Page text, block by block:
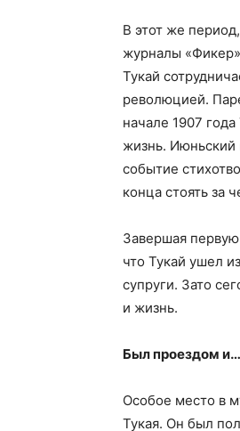
В этот же
журналы
Тукай
революцией.
начале 1907
жизнь. Июньский
событие
конца стоять за
Завершая
что Тукай ушел
супруги. Зато
и жизнь.
Был проездом
Особое место в
Тукая. Он был